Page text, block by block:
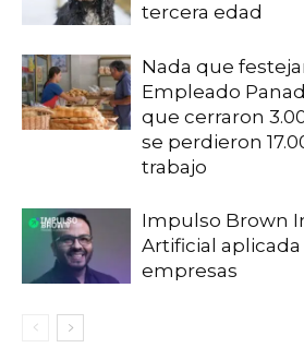
tercera edad
Nada que
Empleado
que cerraron
se perdieron
trabajo
Impulso Brown
Artificial
empresas